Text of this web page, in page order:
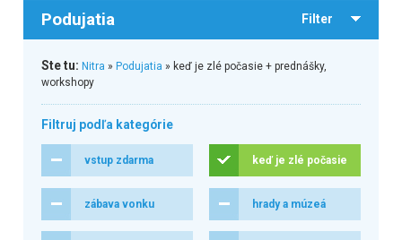
Podujatia Filter
Ste tu: Nitra » Podujatia » keď je zlé počasie + prednášky,
workshopy
Filtruj podľa kategórie
vstup zdarma keď je zlé počasie
zábava vonku hrady a múzeá